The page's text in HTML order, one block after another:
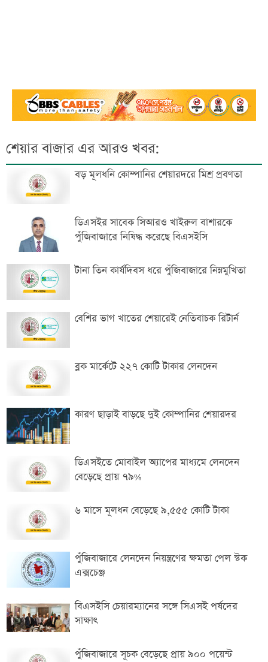
শেয়ার বাজার এর আরও খবর:
বড় মূলধনি কোম্পানির শেয়ারদরে মিশ্র প্রবণতা
ডিএসইর সাবেক সিআরও খাইরুল বাশারকে
পুঁজিবাজারে নিষিদ্ধ করেছে বিএসইসি
টানা তিন কার্যদিবস ধরে পুঁজিবাজারে নিম্নমুখিতা
বেশির ভাগ খাতের শেয়ারেই নেতিবাচক রিটার্ন
ব্লক মার্কেটে ২২৭ কোটি টাকার লেনদেন
কারণ ছাড়াই বাড়ছে দুই কোম্পানির শেয়ারদর
ডিএসইতে মোবাইল অ্যাপের মাধ্যমে লেনদেন
বেড়েছে প্রায় ৭৯%
৬ মাসে মূলধন বেড়েছে ৯,৫৫৫ কোটি টাকা
পুঁজিবাজারে লেনদেন নিয়ন্ত্রণের ক্ষমতা পেল স্টক
এক্সচেঞ্জ
বিএসইসি চেয়ারম্যানের সঙ্গে সিএসই পর্ষদের
সাক্ষাৎ
পুঁজিবাজারে সূচক বেড়েছে প্রায় ৯০০ পয়েন্ট